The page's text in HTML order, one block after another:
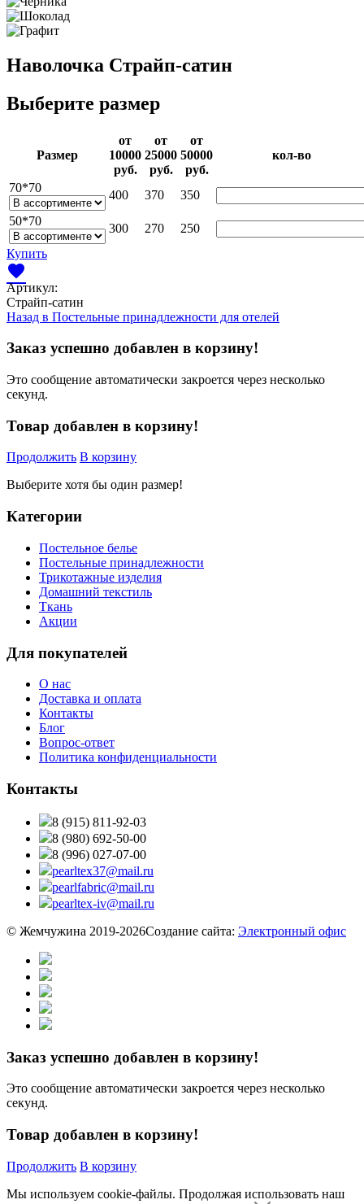
Наволочка Страйп-сатин
Выберите размер
Раз­мер
от
10000­
руб.
от
25000­
руб.
от
50000­
руб.
кол-во
70*70
400 370
350
50*70
300 270
250
Купить
favorite
Артикул:
Страйп-сатин
Назад в Постельные принадлежности для отелей
Заказ успешно добавлен в корзину!
Это сообщение автоматически закроется через несколько
секунд.
Товар добавлен в корзину!
Продолжить В корзину
Выберите хотя бы один размер!
Категории
Постельное белье
Постельные принадлежности
Трикотажные изделия
Домашний текстиль
Ткань
Акции
Для покупателей
О нас
Доставка и оплата
Контакты
Блог
Вопрос-ответ
Политика конфиденциальности
Контакты
8 (915) 811-92-03
8 (980) 692-50-00
8 (996) 027-07-00
pearltex37@mail.ru
pearlfabric@mail.ru
pearltex-iv@mail.ru
© Жемчужина 2019-2026Создание сайта: Электронный офис
Заказ успешно добавлен в корзину!
Это сообщение автоматически закроется через несколько
секунд.
Товар добавлен в корзину!
Продолжить В корзину
Мы используем cookie-файлы. Продолжая использовать наш